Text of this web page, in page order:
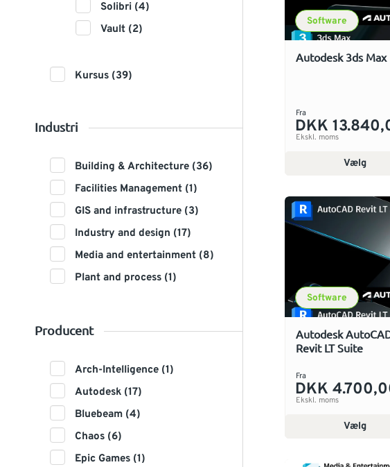
Solibri (4)
Vault (2)
Kursus (39)
Industri
Building & Architecture (36)
Facilities Management (1)
GIS and infrastructure (3)
Industry and design (17)
Media and entertainment (8)
Plant and process (1)
Producent
Arch-Intelligence (1)
Autodesk (17)
Bluebeam (4)
Chaos (6)
Epic Games (1)
Software
Autodesk 3ds Max
Fra
DKK
Ekskl. moms
Vælg
Software
Autodesk
Revit LT Suite
Fra
DKK
Ekskl. moms
Vælg